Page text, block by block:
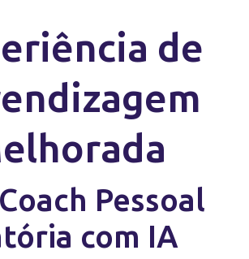
de
Pessoal
com IA